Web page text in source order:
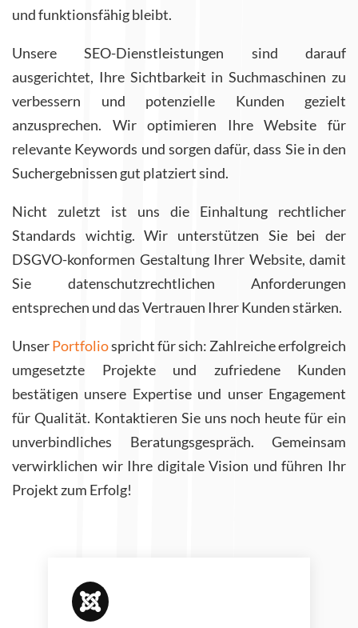
und funktionsfähig bleibt.
Unsere SEO-Dienstleistungen sind darauf
ausgerichtet, Ihre Sichtbarkeit in Suchmaschinen zu
verbessern und potenzielle Kunden gezielt
anzusprechen. Wir optimieren Ihre Website für
relevante Keywords und sorgen dafür, dass Sie in den
Suchergebnissen gut platziert sind.
Nicht zuletzt ist uns die Einhaltung rechtlicher
Standards wichtig. Wir unterstützen Sie bei der
DSGVO-konformen Gestaltung Ihrer Website, damit
Sie datenschutzrechtlichen Anforderungen
entsprechen und das Vertrauen Ihrer Kunden stärken.
UnserPortfoliospricht für sich: Zahlreiche erfolgreich
umgesetzte Projekte und zufriedene Kunden
bestätigen unsere Expertise und unser Engagement
für Qualität. Kontaktieren Sie uns noch heute für ein
unverbindliches Beratungsgespräch. Gemeinsam
verwirklichen wir Ihre digitale Vision und führen Ihr
Projekt zum Erfolg!
